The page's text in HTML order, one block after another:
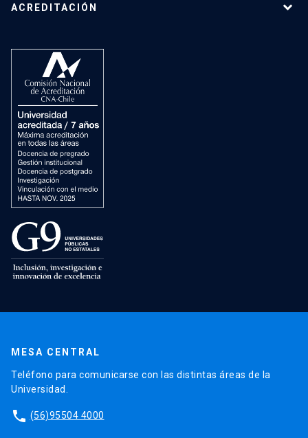
ACREDITACIÓN
MESA CENTRAL
Teléfono para comunicarse con las distintas áreas de la
Universidad.
phone (56)95504 4000